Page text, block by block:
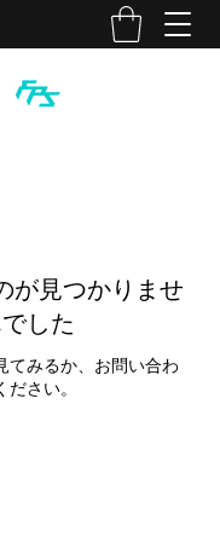
が見つかりませ
した
てみるか、お問い合わ
ださい。